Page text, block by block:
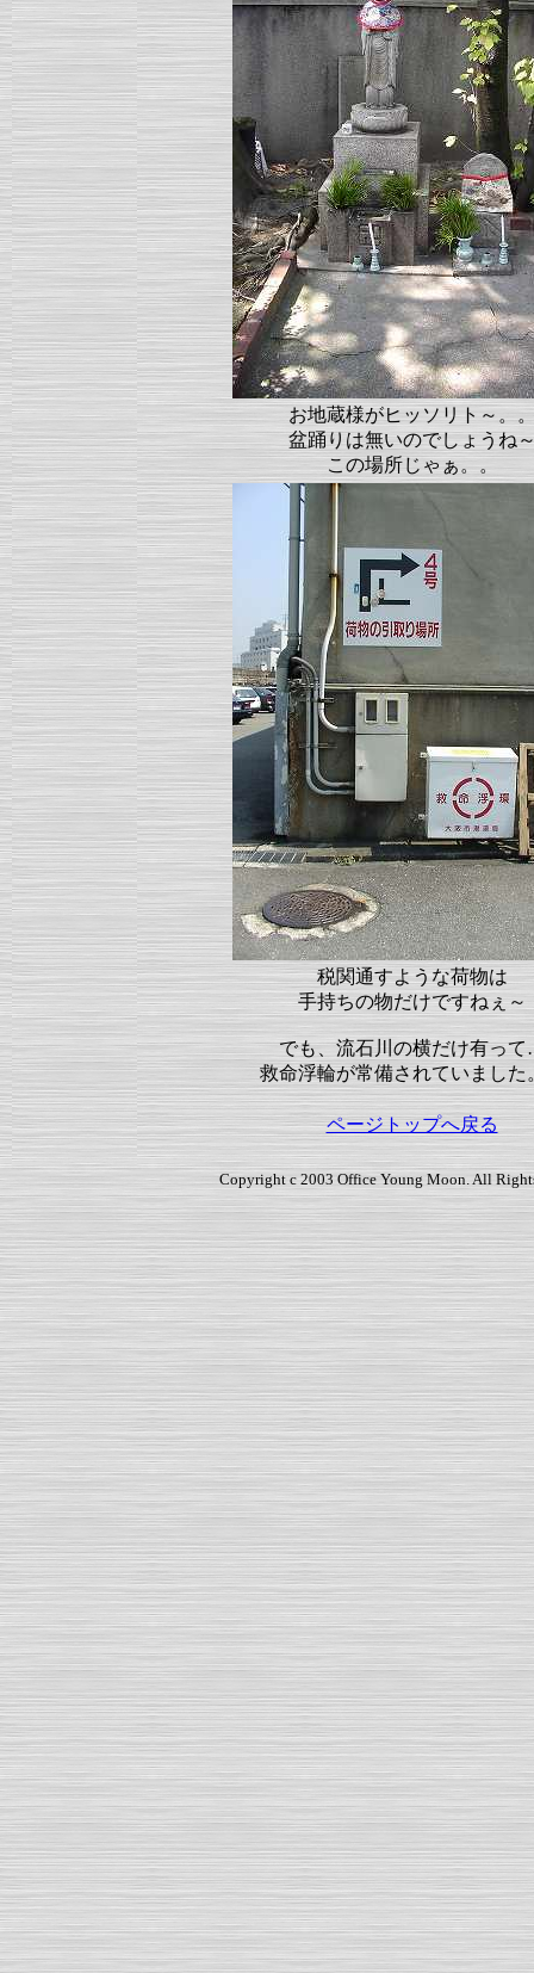
お地蔵様がヒッソリト～。
盆踊りは無いのでしょうね
この場所じゃぁ。。
税関通すような荷物は
手持ちの物だけですねぇ～
でも、流石川の横だけ有っ
救命浮輪が常備されていました
ページトップへ戻る
Copyright c 2003 Office Young Moon. All